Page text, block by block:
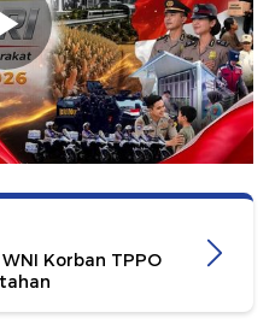
Korban TPPO